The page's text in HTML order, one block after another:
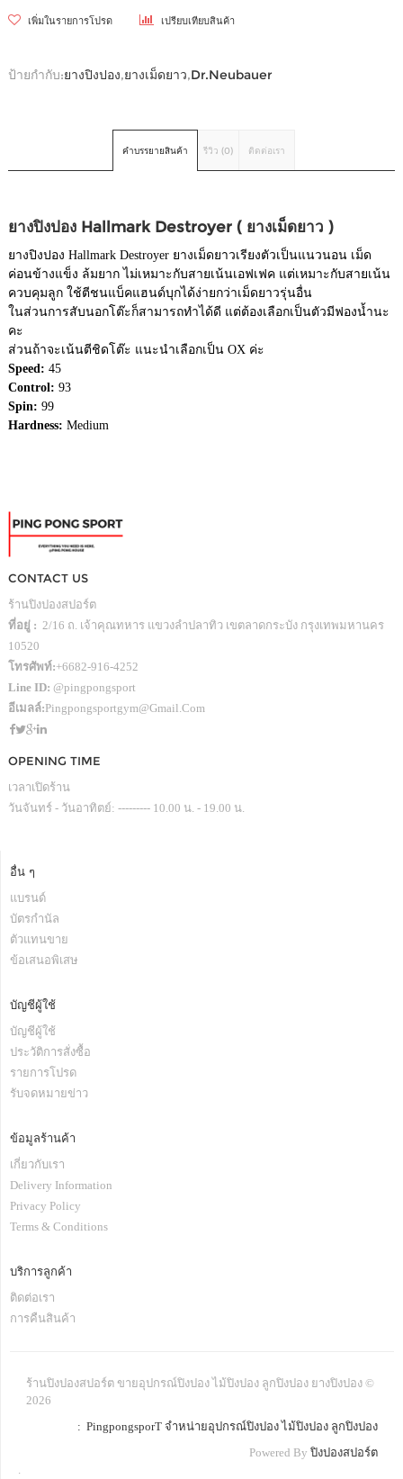
เพิ่มในรายการโปรด เปรียบเทียบสินค้า
ป้ายกำกับ:ยางปิงปอง,ยางเม็ดยาว,Dr.Neubauer
คำบรรยายสินค้า รีวิว (0) ติดต่อเรา
ยางปิงปอง Hallmark Destroyer ( ยางเม็ดยาว )
ยางปิงปอง Hallmark Destroyer ยางเม็ดยาวเรียงตัวเป็นแนวนอน เม็ด
ค่อนข้างแข็ง ล้มยาก ไม่เหมาะกับสายเน้นเอฟเฟค แต่เหมาะกับสายเน้น
ควบคุมลูก ใช้ตีชนแบ็คแฮนด์บุกได้ง่ายกว่าเม็ดยาวรุ่นอื่น
ในส่วนการสับนอกโต๊ะก็สามารถทำได้ดี แต่ต้องเลือกเป็นตัวมีฟองน้ำนะ
คะ
ส่วนถ้าจะเน้นตีชิดโต๊ะ แนะนำเลือกเป็น OX ค่ะ
Speed: 45
Control: 93
Spin: 99
Hardness: Medium
CONTACT US
ร้านปิงปองสปอร์ต
ที่อยู่ : 2/16 ถ. เจ้าคุณทหาร แขวงลำปลาทิว เขตลาดกระบัง กรุงเทพมหานคร
10520
โทรศัพท์:+6682-916-4252
Line ID: @pingpongsport
อีเมลล์:Pingpongsportgym@gmail.com
OPENING TIME
เวลาเปิดร้าน
วันจันทร์ - วันอาทิตย์: --------- 10.00 น. - 19.00 น.
อื่น ๆ
แบรนด์
บัตรกำนัล
ตัวแทนขาย
ข้อเสนอพิเสษ
บัญชีผู้ใช้
บัญชีผู้ใช้
ประวัติการสั่งซื้อ
รายการโปรด
รับจดหมายข่าว
ข้อมูลร้านค้า
เกี่ยวกับเรา
Delivery Information
Privacy Policy
Terms & Conditions
บริการลูกค้า
ติดต่อเรา
การคืนสินค้า
ร้านปิงปองสปอร์ต ขายอุปกรณ์ปิงปอง ไม้ปิงปอง ลูกปิงปอง ยางปิงปอง ©
2026
: PingpongsporT จำหน่ายอุปกรณ์ปิงปอง ไม้ปิงปอง ลูกปิงปอง
Powered By ปิงปองสปอร์ต
.